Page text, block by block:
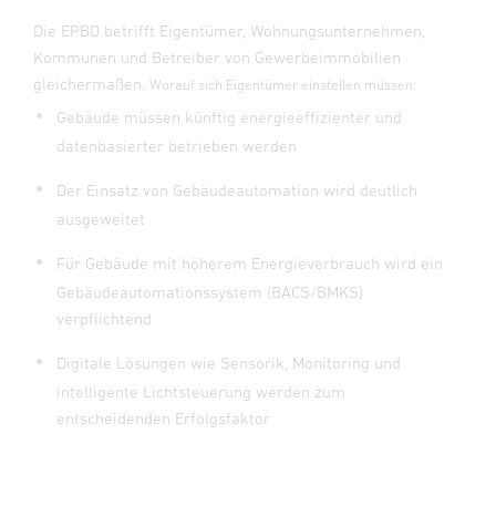
Die EPBD betrifft Eigentümer, Wohnungsunternehmen,
Kommunen und Betreiber von Gewerbeimmobilien
gleichermaßen. Worauf sich Eigentümer einstellen müssen:
Gebäude müssen künftig energieeffizienter und
datenbasierter betrieben werden
Der Einsatz von Gebäudeautomation wird deutlich
ausgeweitet
Für Gebäude mit höherem Energieverbrauch wird ein
Gebäudeautomationssystem (BACS/BMKS)
verpflichtend
Digitale Lösungen wie Sensorik, Monitoring und
intelligente Lichtsteuerung werden zum
entscheidenden Erfolgsfaktor